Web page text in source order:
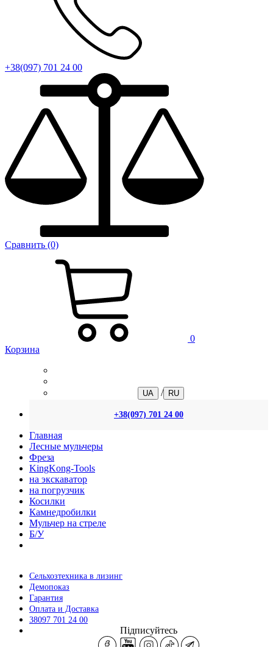
+38(097) 701 24 00
Сравнить (0)
0
Корзина
UA / RU
+38(097) 701 24 00
Главная
Лесные мульчеры
Фреза
KingKong-Tools
на экскаватор
на погрузчик
Косилки
Камнедробилки
Мульчер на стреле
Б/У
Сельхозтехника в лизинг
Демопоказ
Гарантия
Оплата и Доставка
38097 701 24 00
Підписуйтесь